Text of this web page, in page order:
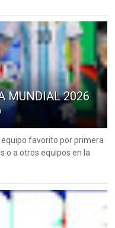
MUNDIAL 2026
favorito por primera
o a otros equipos en la